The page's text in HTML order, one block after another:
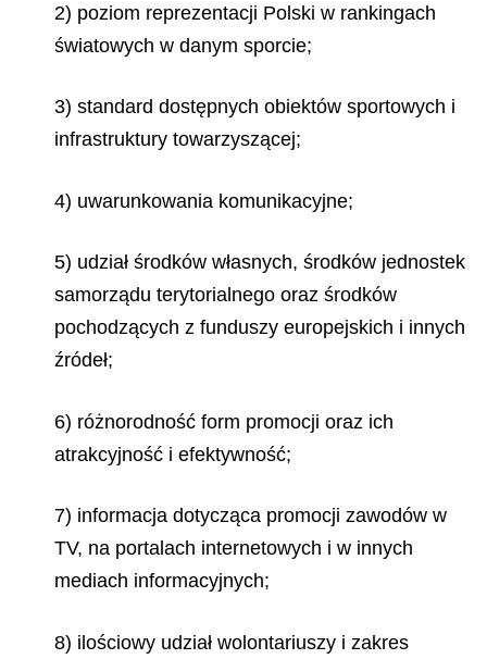
2) poziom reprezentacji Polski w rankingach
światowych w danym sporcie;
3) standard dostępnych obiektów sportowych i
infrastruktury towarzyszącej;
4) uwarunkowania komunikacyjne;
5) udział środków własnych, środków jednostek
samorządu terytorialnego oraz środków
pochodzących z funduszy europejskich i innych
źródeł;
6) różnorodność form promocji oraz ich
atrakcyjność i efektywność;
7) informacja dotycząca promocji zawodów w
TV, na portalach internetowych i w innych
mediach informacyjnych;
8) ilościowy udział wolontariuszy i zakres